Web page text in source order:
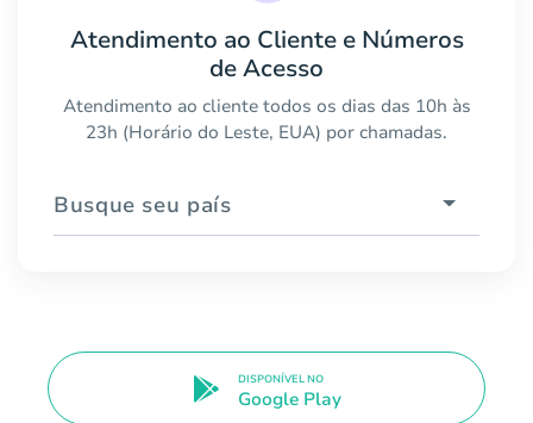
Atendimento ao Cliente e Números
de Acesso
Atendimento ao cliente todos os dias das 10h às
23h (Horário do Leste, EUA) por chamadas.
Busque seu país
DISPONÍVEL NO
Google Play